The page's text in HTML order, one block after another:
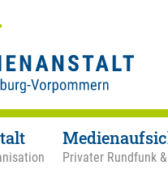
Privater Rundfunk